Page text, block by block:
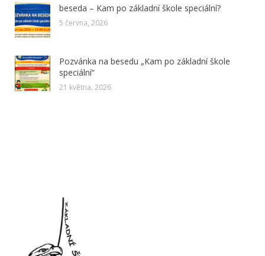
beseda – Kam po základní škole speciální?
5 června, 2026
Pozvánka na besedu „Kam po základní škole
speciální“
21 května, 2026